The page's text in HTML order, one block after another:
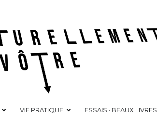
VIE PRATIQUE ESSAIS · BEAUX LIVRES